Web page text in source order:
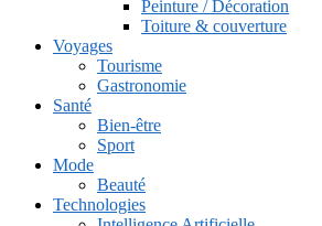
Peinture / Décoration
Toiture & couverture
Voyages
Tourisme
Gastronomie
Santé
Bien-être
Sport
Mode
Beauté
Technologies